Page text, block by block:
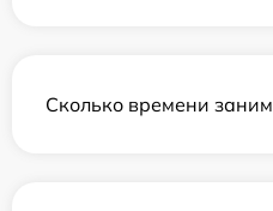
Сколько времени